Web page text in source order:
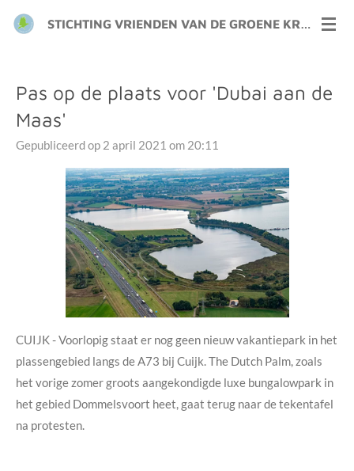
Ga
hoofdinhoud
STICHTING VRIENDEN VAN DE GROENE KRAAIJ
Pas op de plaats voor 'Dubai aan de
Maas'
Gepubliceerd op 2 april 2021 om 20:11
CUIJK - Voorlopig staat er nog geen nieuw vakantiepark in het
plassengebied langs de A73 bij Cuijk. The Dutch Palm, zoals
het vorige zomer groots aangekondigde luxe bungalowpark in
het gebied Dommelsvoort heet, gaat terug naar de tekentafel
na protesten.